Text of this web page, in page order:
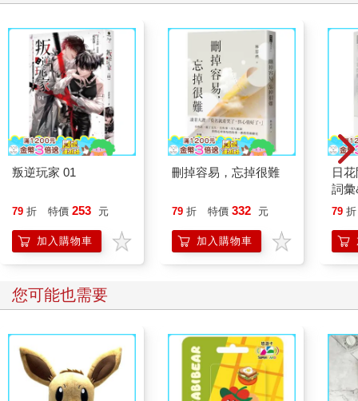
叛逆玩家 01
79 折 特價 253 元
加入購物車
刪掉容易，忘掉很難
79 折 特價 332 元
加入購物車
日
詞
79 折
您可能也需要